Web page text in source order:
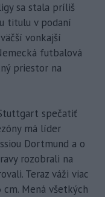
sa stala príliš
titulu v podaní
vonkajší
futbalová
priestor na
spečatiť
má líder
Dortmund a o
rozobrali na
Teraz váži viac
Mená všetkých